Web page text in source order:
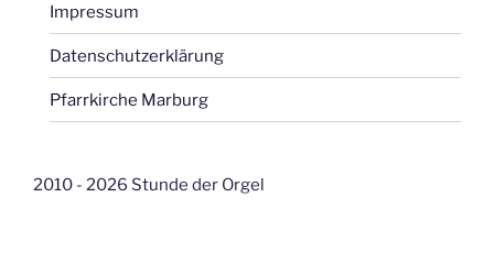
Impressum
Datenschutzerklärung
Pfarrkirche Marburg
2010 - 2026 Stunde der Orgel